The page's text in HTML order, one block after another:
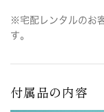
※宅配レンタルのお
す。
付属品の内容